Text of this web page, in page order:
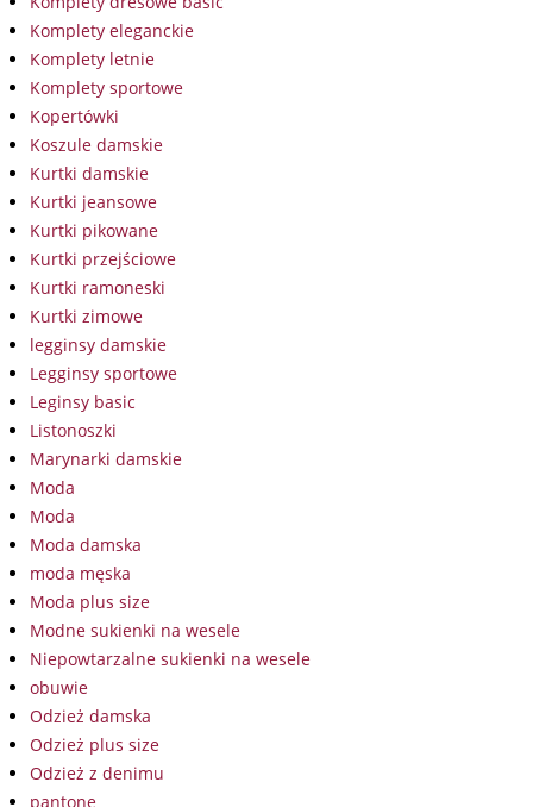
Komplety eleganckie
Komplety letnie
Komplety sportowe
Kopertówki
Koszule damskie
Kurtki damskie
Kurtki jeansowe
Kurtki pikowane
Kurtki przejściowe
Kurtki ramoneski
Kurtki zimowe
legginsy damskie
Legginsy sportowe
Leginsy basic
Listonoszki
Marynarki damskie
Moda
Moda
Moda damska
moda męska
Moda plus size
Modne sukienki na wesele
Niepowtarzalne sukienki na wesele
obuwie
Odzież damska
Odzież plus size
Odzież z denimu
pantone